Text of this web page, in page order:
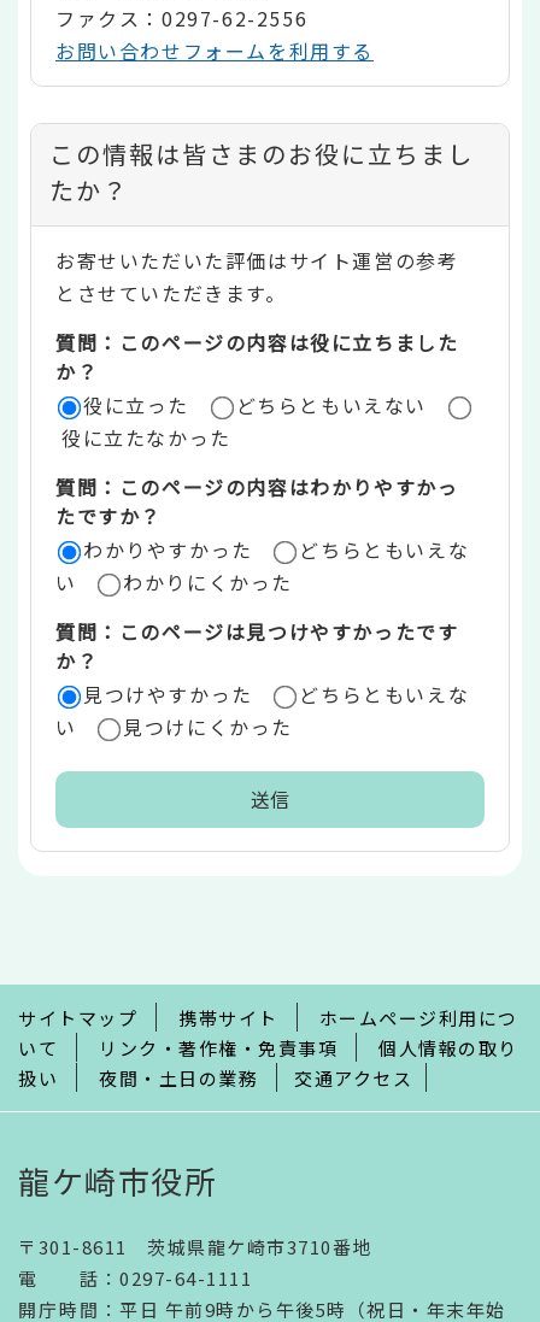
ファクス：0297-62-2556
お問い合わせフォームを利用する
コ
ン
テ
ン
ツ
評
価
リ
ア
この情報は皆さまのお役に立ちまし
たか？
お寄せいただいた評価はサイト運営の参考
とさせていただきます。
質問：このページの内容は役に立ちました
か？
役に立った
どちらともいえない
役に立たなかった
質問：このページの内容はわかりやすかっ
たですか？
わかりやすかった
どちらともいえな
い
わかりにくかった
質問：このページは見つけやすかったです
か？
見つけやすかった
どちらともいえな
い
見つけにくかった
で
サイトマップ 携帯サイト
ホームページ利用につ
いて
リンク・著作権・免責事項
個人情報の取り
扱い
夜間・土日の業務 交通アクセス
龍ケ崎市役所
〒301-8611 茨城県龍ケ崎市3710番地
電話 ： 0297-64-1111
開庁時間 ： 平日 午前9時から午後5時（祝日・年末年始